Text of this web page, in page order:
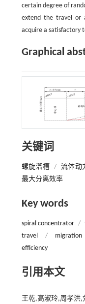
certain degree of
extend the travel or
acquire a satisfactory
Graphical
关键词
螺旋溜槽 / 流体动
最大分离效率
Key words
spiral concentrator /
travel
/
efficiency
引用本文
王乾,高淑玲,周孝洪,